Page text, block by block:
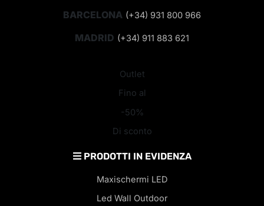
BARCELONA (+34) 931 800 966
MADRID (+34) 911 883 621
Outlet
Fino al
-50%
Di sconto
PRODOTTI IN EVIDENZA
Maxischermi LED
Led Wall Outdoor